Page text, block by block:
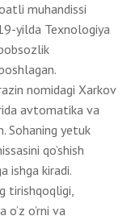
muhandissi
yilda Texnologiya
nomidagi Xarkov
avtomatika va
Sohaning yetuk
qo’shish
ishga kiradi.
tirishqoqligi,
o’rni va